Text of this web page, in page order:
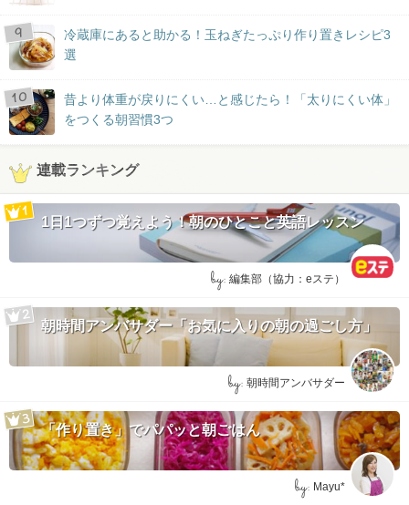
冷蔵庫にあると助かる！玉ねぎたっぷり作り置きレシピ3
選
昔より体重が戻りにくい…と感じたら！「太りにくい体」
をつくる朝習慣3つ
連載ランキング
1日1つずつ覚えよう！朝のひとこと英語レッスン
by: 編集部（協力：eステ）
朝時間アンバサダー「お気に入りの朝の過ごし方」
by: 朝時間アンバサダー
「作り置き」でパパッと朝ごはん
by: Mayu*